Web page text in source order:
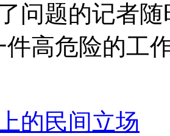
问题的记者
件高危险的工
的民间立场